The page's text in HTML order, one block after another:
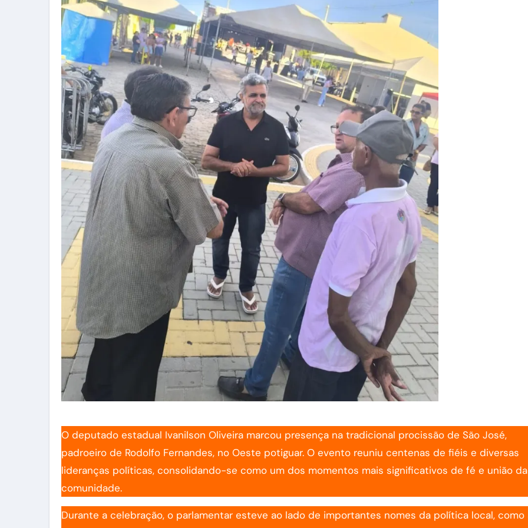
O deputado estadual Ivanilson Oliveira marcou presença na tradicional procissão de São José,
padroeiro de Rodolfo Fernandes, no Oeste potiguar. O evento reuniu centenas de fiéis e diversas
lideranças políticas, consolidando-se como um dos momentos mais significativos de fé e união da
comunidade.
Durante a celebração, o parlamentar esteve ao lado de importantes nomes da política local, como